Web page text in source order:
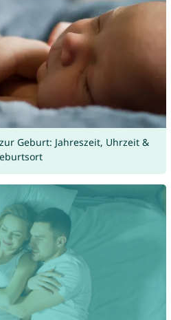
Geburt: Jahreszeit, Uhrzeit &